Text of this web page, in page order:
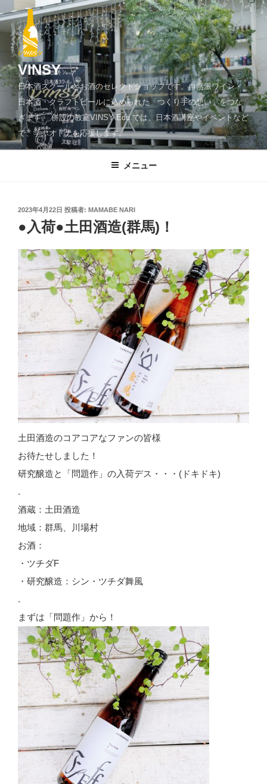
ン
ツ
へ
ッ
プ
VINSY
日本酒スクールとお酒のセレクトショップです。自然派ワイン・
日本酒・クラフトビールに込められた「つくり手の想い」をつな
ぎます。 併設の教室VINSY Edu.では、日本酒講座やイベントなど
で、学ぶオトナを応援します。
メニュー
投
日:
2023年4月22日 投稿者: MAMABE NARI
●入荷●土田酒造(群馬)！
土田酒造のコアコアなファンの皆様
お待たせしました！
研究醸造と「問題作」の入荷デス・・・(ドキドキ)
.
酒蔵：土田酒造
地域：群馬、川場村
お酒：
・ツチダF
・研究醸造：シン・ツチダ舞風
.
まずは「問題作」から！